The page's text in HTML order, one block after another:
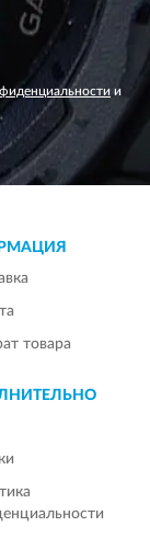
и
товара